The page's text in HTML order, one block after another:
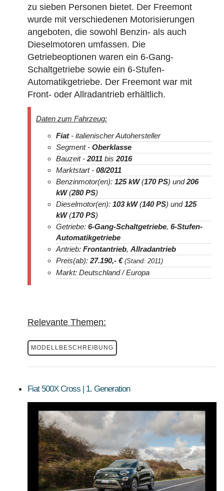
zu sieben Personen bietet. Der Freemont
wurde mit verschiedenen Motorisierungen
angeboten, die sowohl Benzin- als auch
Dieselmotoren umfassen. Die
Getriebeoptionen waren ein 6-Gang-
Schaltgetriebe sowie ein 6-Stufen-
Automatikgetriebe. Der Freemont war mit
Front- oder Allradantrieb erhältlich.
Daten zum Fahrzeug:
Fiat- italienischer Autohersteller
Segment - Oberklasse
Bauzeit -2011 bis2016
Marktstart - 08/2011
Benzinmotor(en): 125 kW(170 PS) und206
kW(280 PS)
Dieselmotor(en): 103 kW(140 PS) und125
kW(170 PS)
Getriebe: 6-Gang-Schaltgetriebe, 6-Stufen-
Automatikgetriebe
Antrieb: Frontantrieb, Allradantrieb
Preis(ab):27.190,- € (Stand: 2011)
Markt: Deutschland / Europa
Relevante Themen:
MODELLBESCHREIBUNG
Fiat 500X Cross | 1. Generation